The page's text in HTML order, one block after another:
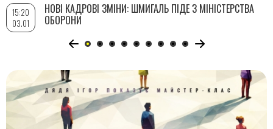
15:20
03.01
НОВІ КАДРОВІ ЗМІНИ: ШМИГАЛЬ ПІДЕ З МІНІСТЕРСТВА
ОБОРОНИ